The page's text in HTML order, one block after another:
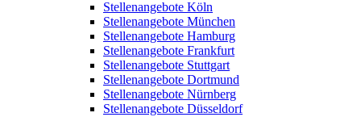
Stellenangebote Köln
Stellenangebote München
Stellenangebote Hamburg
Stellenangebote Frankfurt
Stellenangebote Stuttgart
Stellenangebote Dortmund
Stellenangebote Nürnberg
Stellenangebote Düsseldorf